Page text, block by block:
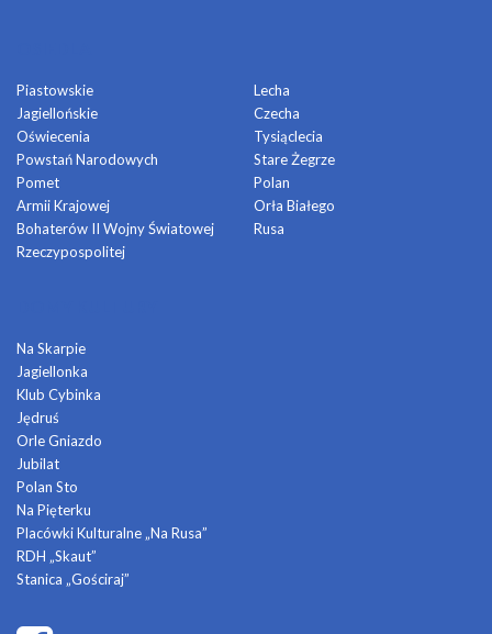
Piastowskie
Jagiellońskie
Oświecenia
Powstań Narodowych
Pomet
Armii Krajowej
Bohaterów II Wojny Światowej
Rzeczypospolitej
Lecha
Czecha
Tysiąclecia
Stare Żegrze
Polan
Orła Białego
Rusa
Na Skarpie
Jagiellonka
Klub Cybinka
Jędruś
Orle Gniazdo
Jubilat
Polan Sto
Na Pięterku
Placówki Kulturalne „Na Rusa”
RDH „Skaut”
Stanica „Gościraj”